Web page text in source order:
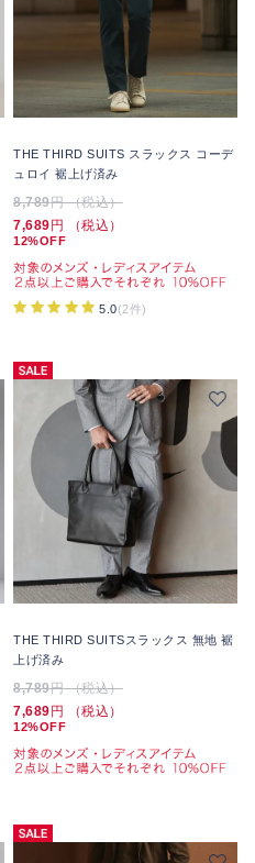
THE THIRD SUITS スラックス コーデ
ュロイ 裾上げ済み
8,789円 （税込）
7,689 円 （税込）
12%OFF
5.0(2件)
THE THIRD SUITSスラックス 無地 裾
上げ済み
8,789円 （税込）
7,689 円 （税込）
12%OFF